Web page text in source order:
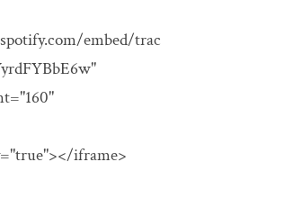
embed/trac
iframe>